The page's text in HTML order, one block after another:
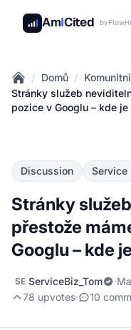
AmICited by
Home
/ Domů /
Stránky služeb
pozice v Googlu – kde je
Discussion Service
Stránky
přestože
Googlu – kde
SE ServiceBiz_Tom ·
78 upvotes· 10